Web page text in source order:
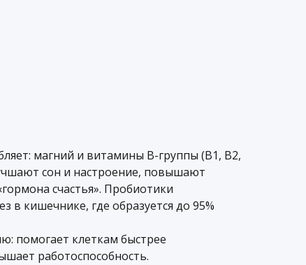
магний и витамины B-группы (B1, B2,
сон и настроение, повышают
счастья». Пробиотики
в кишечнике, где образуется до 95%
помогает клеткам быстрее
работоспособность.